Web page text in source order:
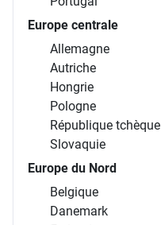
Europe centrale
Allemagne
Autriche
Hongrie
Pologne
République tchèque
Slovaquie
Europe du Nord
Belgique
Danemark